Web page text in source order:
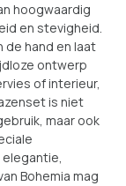
hoogwaardig
en stevigheid.
de hand en laat
ontwerp
of interieur,
is niet
maar ook
Bohemia mag